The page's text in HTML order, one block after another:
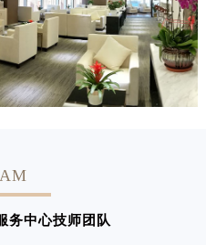
务中心技师团队